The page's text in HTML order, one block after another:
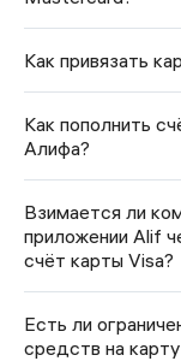
Как привязать
Как пополнить
Алифа?
Взимается ли
приложении Alif
счёт карты Visa?
Есть ли
средств на